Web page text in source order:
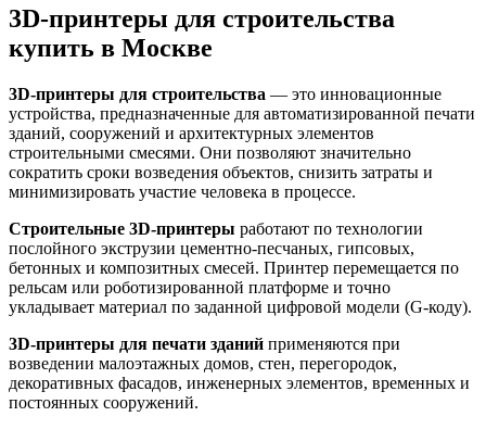
3D-принтеры для строительства
купить в Москве
3D-принтеры для строительства — это инновационные
устройства, предназначенные для автоматизированной печати
зданий, сооружений и архитектурных элементов
строительными смесями. Они позволяют значительно
сократить сроки возведения объектов, снизить затраты и
минимизировать участие человека в процессе.
Строительные 3D-принтеры работают по технологии
послойного экструзии цементно-песчаных, гипсовых,
бетонных и композитных смесей. Принтер перемещается по
рельсам или роботизированной платформе и точно
укладывает материал по заданной цифровой модели (G-коду).
3D-принтеры для печати зданий применяются при
возведении малоэтажных домов, стен, перегородок,
декоративных фасадов, инженерных элементов, временных и
постоянных сооружений.